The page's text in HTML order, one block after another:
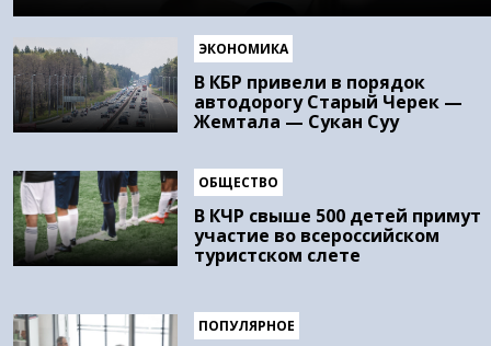
ЭКОНОМИКА
В КБР привели в порядок
автодорогу Старый Черек —
Жемтала — Сукан Суу
ОБЩЕСТВО
В КЧР свыше 500 детей примут
участие во всероссийском
туристском слете
ПОПУЛЯРНОЕ